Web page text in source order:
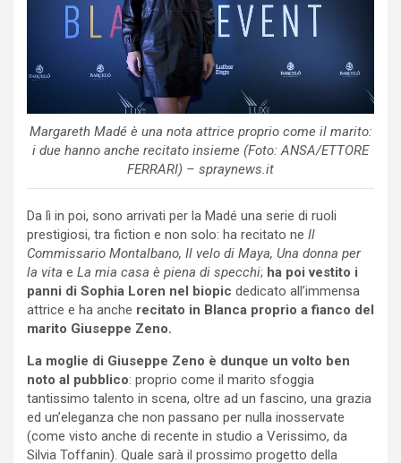
Margareth Madé è una nota attrice proprio come il marito:
i due hanno anche recitato insieme (Foto: ANSA/ETTORE
FERRARI) – spraynews.it
Da lì in poi, sono arrivati per la Madé una serie di ruoli
prestigiosi, tra fiction e non solo: ha recitato ne Il
Commissario Montalbano, Il velo di Maya, Una donna per
la vita e La mia casa è piena di specchi; ha poi vestito i
panni di Sophia Loren nel biopic dedicato all’immensa
attrice e ha anche recitato in Blanca proprio a fianco del
marito Giuseppe Zeno.
La moglie di Giuseppe Zeno è dunque un volto ben
noto al pubblico: proprio come il marito sfoggia
tantissimo talento in scena, oltre ad un fascino, una grazia
ed un’eleganza che non passano per nulla inosservate
(come visto anche di recente in studio a Verissimo, da
Silvia Toffanin). Quale sarà il prossimo progetto della